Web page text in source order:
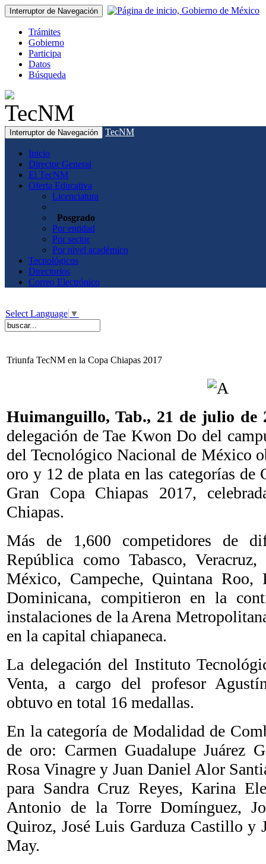
Interruptor de Navegación
Trámites
Gobierno
Participa
Datos
Búsqueda
Interruptor de Navegación TecNM
Inicio
Director General
El TecNM
Oferta Educativa
Licenciatura
Posgrado
Por entidad
Por sector
Por nivel académico
Tecnológicos
Directorios
Correo Electrónico
Select Language ▼
Triunfa TecNM en la Copa Chiapas 2017
Huimanguillo, Tab., 21 de julio de
delegación de Tae Kwon Do del
del Tecnológico Nacional de México
oro y 12 de plata en las categorías de
Gran Copa Chiapas 2017,
Chiapas.
Más de 1,600 competidores de
República como Tabasco,
México, Campeche, Quintana Roo,
Dominicana, compitieron en la
instalaciones de la Arena
en la capital chiapaneca.
La delegación del Instituto
Venta, a cargo del profesor
obtuvo en total 16 medallas.
En la categoría de Modalidad de
de oro: Carmen Guadalupe Juárez
Rosa Vinagre y Juan Daniel Alor
para Sandra Cruz Reyes, Karina
Antonio de la Torre Domínguez,
Quiroz, José Luis Garduza Castillo y
May.